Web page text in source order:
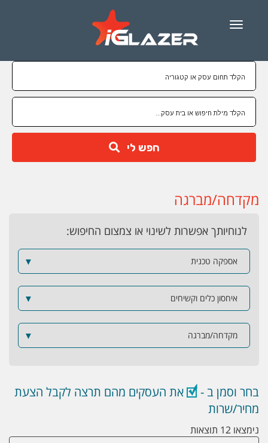
Menu
חפש לי
מקדחה/מברגה
לנוחיותך אפשרות לשינוי או צמצום החיפוש:
אספקה טכנית ▼
איחסון כלים וקשיחים ▼
מקדחה/מברגה ▼
בחר וסמן ב -
את העסקים מהם תרצה לקבל הצעת
מחיר/שרות
נימצאו 12 תוצאות